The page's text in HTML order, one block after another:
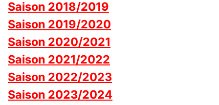
Saison 2018/2019
Saison 2019/2020
Saison 2020/2021
Saison 2021/2022
Saison 2022/2023
Saison 2023/2024